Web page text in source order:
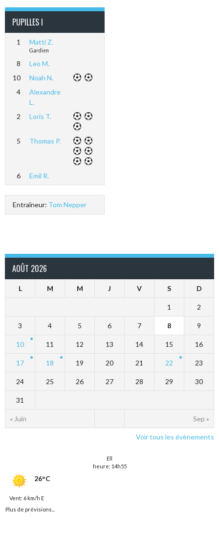
PUPILLES I
1 Matti Z.
Gardien
8
Leo M.
10
Noah N.
4
Alexandre
L.
2
Loris T.
5 Thomas P.
6 Emil R.
Entraîneur: Tom Nepper
AOÛT 2026
L M M J V S D
« Juin Sep »
1 2
3 4 5 6 7 8 9
10 11 12 13 14 15 16
17 18 19 20 21 22 23
24 25 26 27 28 29 30
31
Voir tous les évènements
Ell
heure: 14h55
26°C
Vent: 6 km/h E
Plus de prévisions...